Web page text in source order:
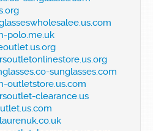
polo.me.uk
sunglasses.com
outletstore.us.com
clearance.us